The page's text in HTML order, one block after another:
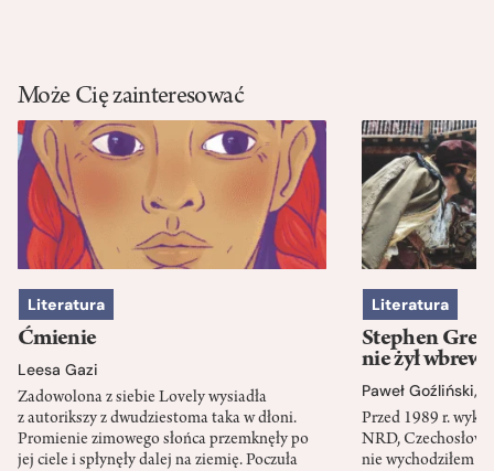
Może Cię zainteresować
Literatura
Ćmienie
Leesa Gazi
Zadowolona z siebie Lovely wysiadła
z autorikszy z dwudziestoma taka w dłoni.
Promienie zimowego słońca przemknęły po
jej ciele i spłynęły dalej na ziemię. Poczuła
Literatura
Stephen
nie żył wbrew
Paweł Goźliński,
Przed 1989 r.
NRD,
nie wychodziłem